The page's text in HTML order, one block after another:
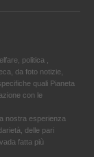
politica ,
da foto notizie,
quali Pianeta
con le
nostra esperienza
delle pari
fatta più